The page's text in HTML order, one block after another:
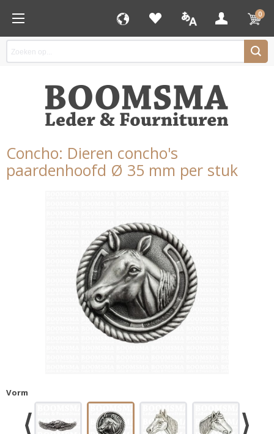
0
Concho: Dieren concho's
paardenhoofd Ø 35 mm per stuk
Vorm